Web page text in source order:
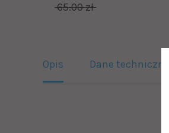
65.00 zł
Opis Dane techniczne